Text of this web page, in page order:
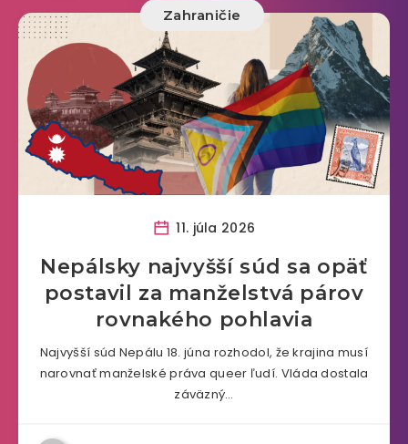
Zahraničie
11. júla 2026
Nepálsky najvyšší súd sa opäť
postavil za manželstvá párov
rovnakého pohlavia
Najvyšší súd Nepálu 18. júna rozhodol, že krajina musí
narovnať manželské práva queer ľudí. Vláda dostala
záväzný…